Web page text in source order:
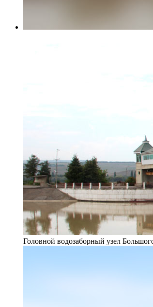
Головной водозаборный узел